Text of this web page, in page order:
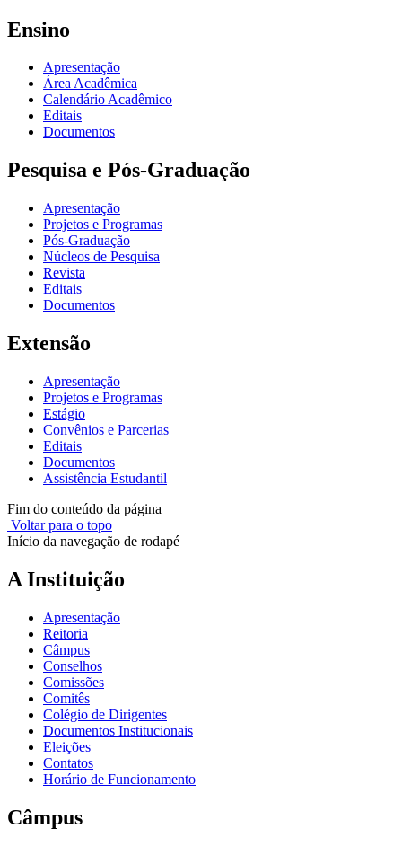
Ensino
Apresentação
Área Acadêmica
Calendário Acadêmico
Editais
Documentos
Pesquisa e Pós-Graduação
Apresentação
Projetos e Programas
Pós-Graduação
Núcleos de Pesquisa
Revista
Editais
Documentos
Extensão
Apresentação
Projetos e Programas
Estágio
Convênios e Parcerias
Editais
Documentos
Assistência Estudantil
Fim do conteúdo da página
Voltar para o topo
Início da navegação de rodapé
A Instituição
Apresentação
Reitoria
Câmpus
Conselhos
Comissões
Comitês
Colégio de Dirigentes
Documentos Institucionais
Eleições
Contatos
Horário de Funcionamento
Câmpus